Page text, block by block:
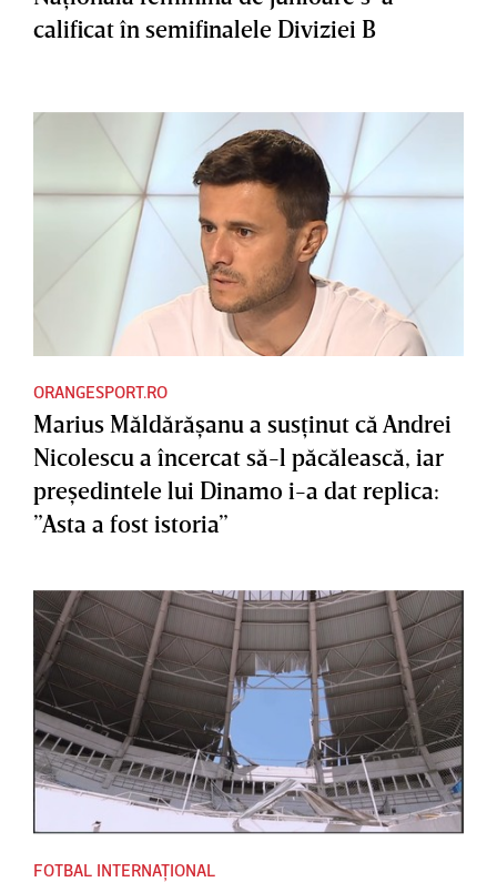
calificat în semifinalele Diviziei B
ORANGESPORT.RO
Marius Măldărăşanu a susţinut că Andrei
Nicolescu a încercat să-l păcălească, iar
preşedintele lui Dinamo i-a dat replica:
”Asta a fost istoria”
FOTBAL INTERNAȚIONAL